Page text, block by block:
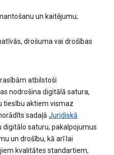
un kaitējumu;
drošuma vai drošības
atbilstoši
nodrošina digitālā satura,
tiesību aktiem vismaz
sadaļā Juridiskā
digitālo saturu, pakalpojumus
un drošību, kā arī lai
kvalitātes standartiem,